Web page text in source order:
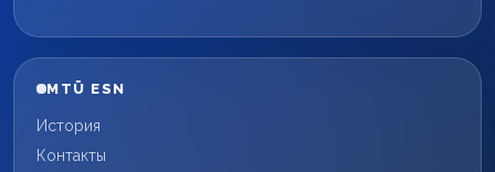
MTÜ ESN
История
Контакты